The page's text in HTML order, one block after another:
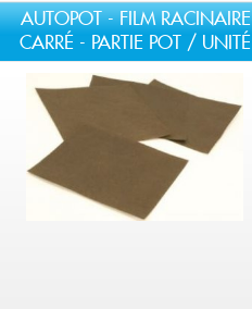
AUTOPOT - FILM RACINAIRE
CARRÉ - PARTIE POT / UNITÉ